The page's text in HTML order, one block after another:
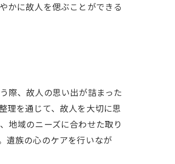
かに故人を偲ぶことができる
際、故人の思い出が詰まった
理を通じて、故人を大切に思
地域のニーズに合わせた取り
遺族の心のケアを行いなが